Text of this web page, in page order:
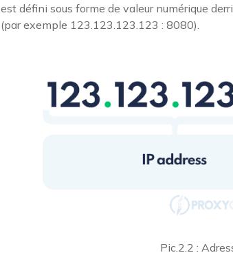
est défini sous forme de valeur numérique
(par exemple 123.123.123.123 : 8080).
Pic.2.2 :